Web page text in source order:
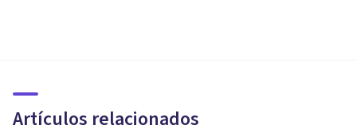
Artículos relacionados
Psicología Positiva